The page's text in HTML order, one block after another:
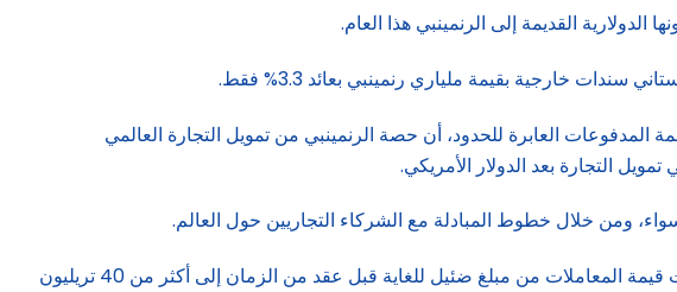
القديمة إلى الرنمينبي هذا العام.
خارجية بقيمة ملياري رنمينبي بعائد 3.3% فقط.
العابرة للحدود، أن حصة الرنمينبي من تمويل التجارة العالمي
ومن خلال خطوط المبادلة مع الشركاء التجاريين حول العالم.
ويأتي ذلك في الوقت الذي عززت فيه بكين استخدام نظام المدفوعات العابر للحدود الخاص بها «سيبس»، حيث ارتفعت قيمة المعاملات من مبلغ ضئيل للغاية قبل عقد من الزمان إلى أكثر من 40 تريليون